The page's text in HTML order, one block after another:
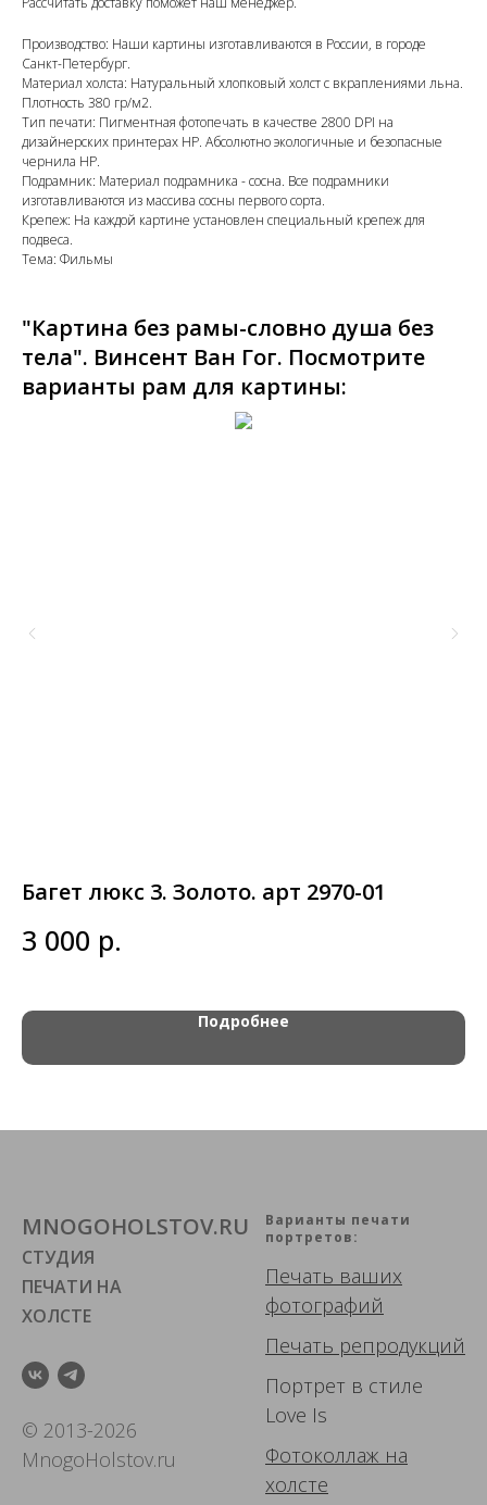
Производство: Наши картины изготавливаются в России, в городе
Санкт-Петербург.
Материал холста: Натуральный хлопковый холст с вкраплениями льна.
Плотность 380 гр/м2.
Тип печати: Пигментная фотопечать в качестве 2800 DPI на
дизайнерских принтерах HP. Абсолютно экологичные и безопасные
чернила HP.
Подрамник: Материал подрамника - сосна. Все подрамники
изготавливаются из массива сосны первого сорта.
Крепеж: На каждой картине установлен специальный крепеж для
подвеса.
Тема: Фильмы
"Картина без рамы-словно душа без
тела". Винсент Ван Гог. Посмотрите
варианты рам для картины:
Багет люкс 3. Золото. арт 2970-01
3 000 р.
Подробнее
MNOGOHOLSTOV.RU
СТУДИЯ
ПЕЧАТИ НА
ХОЛСТЕ
© 2013-2026
MnogoHolstov.ru
Варианты печати
портретов:
Печать ваших
фотографий
Печать репродукций
Портрет в стиле
Love Is
Фотоколлаж на
холсте